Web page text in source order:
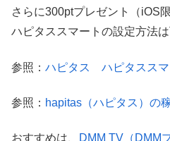
さらに300ptプレゼント（iOS限
ハピタススマートの設定方法
参照： ハピタス ハピタススマ
参照： hapitas（ハピタス）の
おすすめは、
DMM TV（DMM